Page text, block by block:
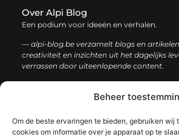
Beheer
Om de beste ervaringen te bieden, gebruiken wij
cookies om informatie over je apparaat op te
Over Alpi Blog
Een podium voor ideeën en verhalen.
— alpi-blog.be verzamelt blogs en
creativiteit en inzichten uit het dagelijks
verrassen door uiteenlopende content.
Bericht categorie